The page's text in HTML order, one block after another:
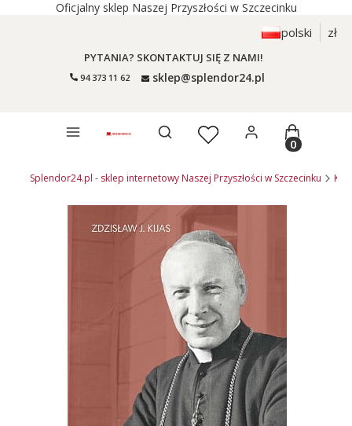
Oficjalny sklep Naszej Przyszłości w Szczecinku
polski zł
PYTANIA? SKONTAKTUJ SIĘ Z NAMI!
94 373 11 62 sklep@splendor24.pl
Otwórz wyszukiwarkęProdukty
Splendor24.pl - sklep internetowy Naszej Przyszłości w Szczecinku